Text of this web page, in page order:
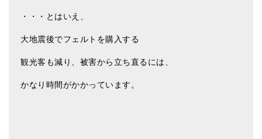
・・・とはいえ、
大地震後でフェルトを購入する
観光客も減り、被害から立ち直るには、
かなり時間がかかっています。